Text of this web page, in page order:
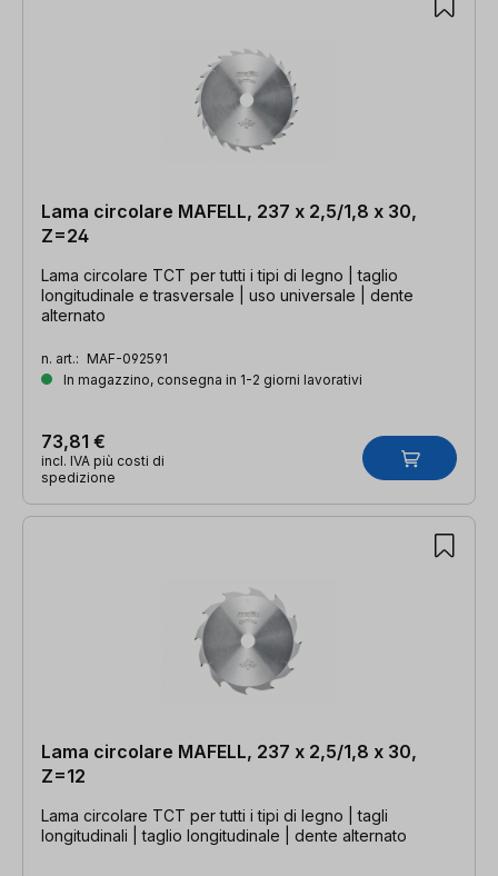
Lama circolare MAFELL, 237 x 2,5/1,8 x 30,
Z=24
Lama circolare TCT per tutti i tipi di legno | taglio
longitudinale e trasversale | uso universale | dente
alternato
n. art.: MAF-092591
In magazzino, consegna in 1-2 giorni lavorativi
73,81 €
incl. IVA più costi di
spedizione
Lama circolare MAFELL, 237 x 2,5/1,8 x 30,
Z=12
Lama circolare TCT per tutti i tipi di legno | tagli
longitudinali | taglio longitudinale | dente alternato